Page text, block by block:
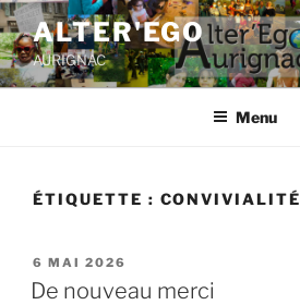
ALTER'EGO
AURIGNAC
Menu
ÉTIQUETTE : CONVIVIALITÉ
6 MAI 2026
De nouveau merci